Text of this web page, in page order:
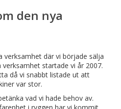
den nya
verksamhet där vi började sälja
startade vi år 2007.
då vi snabbt listade ut att
var stor.
vad vi hade behov av.